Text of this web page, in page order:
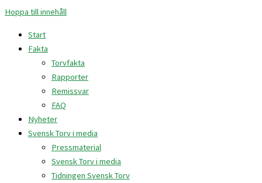
Hoppa till innehåll
Start
Fakta
Torvfakta
Rapporter
Remissvar
FAQ
Nyheter
Svensk Torv i media
Pressmaterial
Svensk Torv i media
Tidningen Svensk Torv